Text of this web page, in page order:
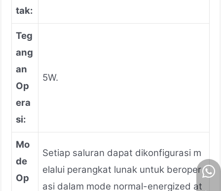
tak:
Teg
ang
an
Op
era
si:
5W.
Mo
de
Op
Setiap saluran dapat dikonfigurasi m
elalui perangkat lunak untuk beroper
asi dalam mode normal-energized at